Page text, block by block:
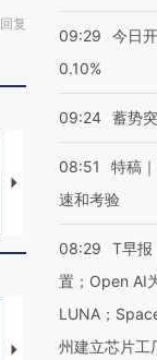
回复
视线｜HYROX的吸金
术：是什么让中产们甘
心“花钱找虐”？
【推广】走进第四届链博
09:29
今日
0.10%
09:24 蓄势
08:51
特稿
速和考验
08:29
T早报
置；Open AI
LUNA；
州建立芯片工